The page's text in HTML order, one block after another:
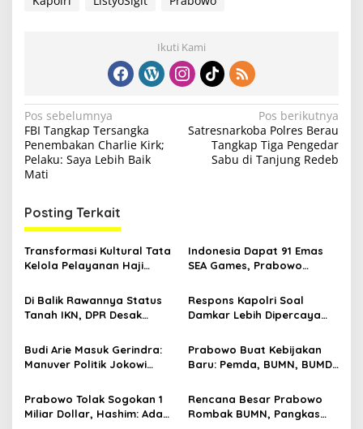
Ikuti Kami
N
a
v
i
g
a
s
i
p
o
s
Pos sebelumnya
FBI Tangkap Tersangka
Penembakan Charlie Kirk;
Pelaku: Saya Lebih Baik
Mati
Pos berikutnya
Satresnarkoba Polres Berau
Tangkap Tiga Pengedar
Sabu di Tanjung Redeb
Posting Terkait
Transformasi Kultural Tata
Kelola Pelayanan Haji
Indonesia Dapat 91 Emas
SEA Games, Prabowo
Mikir Bonus
Di Balik Rawannya Status
Tanah IKN, DPR Desak
Respons Kapolri Soal
Damkar Lebih Dipercaya
Budi Arie Masuk Gerindra:
Manuver Politik Jokowi
Prabowo
Prabowo Buat Kebijakan
Baru: Pemda, BUMN, BUMD
Pusat
Prabowo Tolak Sogokan 1
Miliar Dollar, Hashim: Ada
Rencana Besar Prabowo
Rombak BUMN, Pangkas